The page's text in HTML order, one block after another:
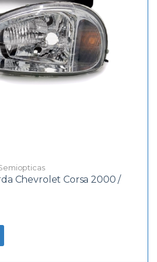
Chevrolet Corsa 2000 /